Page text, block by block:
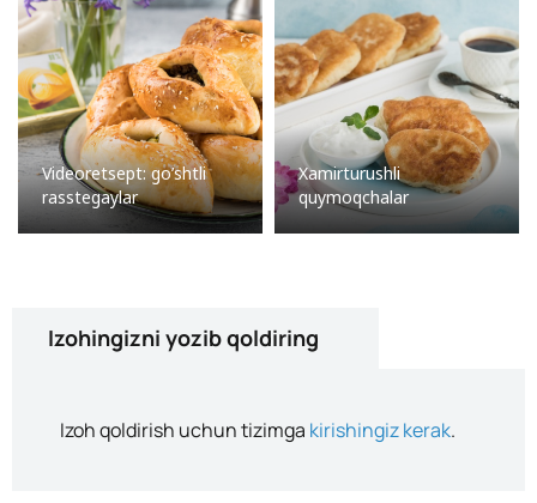
Videoretsept: go’shtli
rasstegaylar
Xamirturushli
quymoqchalar
Izohingizni yozib qoldiring
Izoh qoldirish uchun tizimga kirishingiz kerak.